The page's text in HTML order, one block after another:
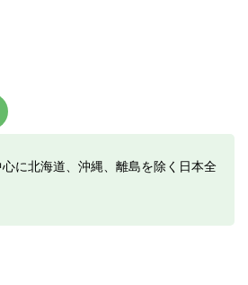
に北海道、沖縄、離島を除く日本全